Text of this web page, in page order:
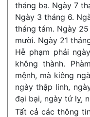
tháng ba. Ngày 7
Ngày 3 tháng 6.
tháng tám. Ngày
mười. Ngày 21
Hễ phạm phải
không thành.
mệnh, mà kiêng
ngày thập linh,
đại bại, ngày tứ lỵ,
Tất cả các thông